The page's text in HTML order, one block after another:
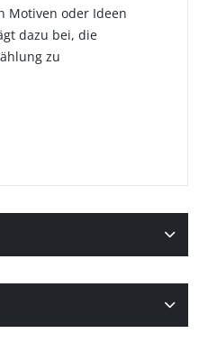
Motiven oder Ideen
dazu bei, die
zu